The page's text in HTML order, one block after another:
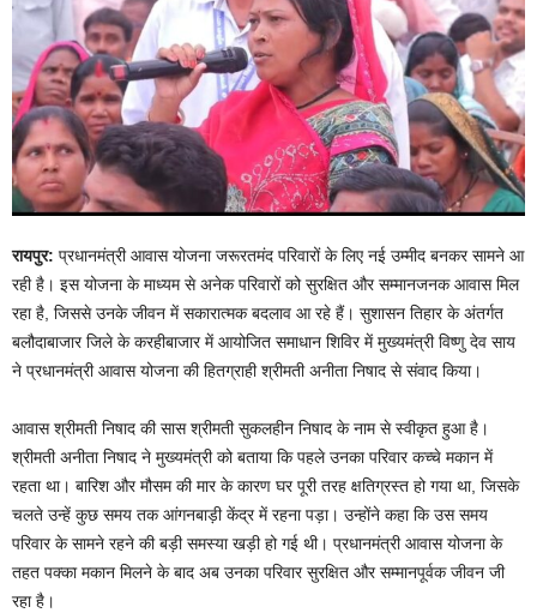
रायपुर: प्रधानमंत्री आवास योजना जरूरतमंद परिवारों के लिए नई उम्मीद बनकर सामने आ
रही है। इस योजना के माध्यम से अनेक परिवारों को सुरक्षित और सम्मानजनक आवास मिल
रहा है, जिससे उनके जीवन में सकारात्मक बदलाव आ रहे हैं। सुशासन तिहार के अंतर्गत
बलौदाबाजार जिले के करहीबाजार में आयोजित समाधान शिविर में मुख्यमंत्री विष्णु देव साय
ने प्रधानमंत्री आवास योजना की हितग्राही श्रीमती अनीता निषाद से संवाद किया।
आवास श्रीमती निषाद की सास श्रीमती सुकलहीन निषाद के नाम से स्वीकृत हुआ है।
श्रीमती अनीता निषाद ने मुख्यमंत्री को बताया कि पहले उनका परिवार कच्चे मकान में
रहता था। बारिश और मौसम की मार के कारण घर पूरी तरह क्षतिग्रस्त हो गया था, जिसके
चलते उन्हें कुछ समय तक आंगनबाड़ी केंद्र में रहना पड़ा। उन्होंने कहा कि उस समय
परिवार के सामने रहने की बड़ी समस्या खड़ी हो गई थी। प्रधानमंत्री आवास योजना के
तहत पक्का मकान मिलने के बाद अब उनका परिवार सुरक्षित और सम्मानपूर्वक जीवन जी
रहा है।